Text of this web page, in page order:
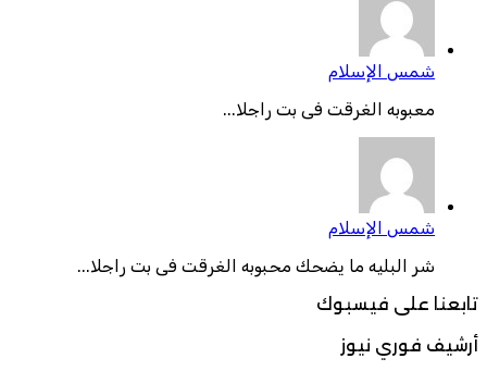
شمس الإسلام
معبوبه الغرقت فى بت راجلا...
شمس الإسلام
شر البليه ما يضحك محبوبه الغرقت فى بت راجلا...
تابعنا على فيسبوك
أرشيف فوري نيوز